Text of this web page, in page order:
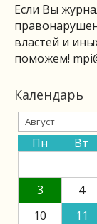
Если Вы
властей и
поможем!
Календарь
Пн Вт
3
4
10
11